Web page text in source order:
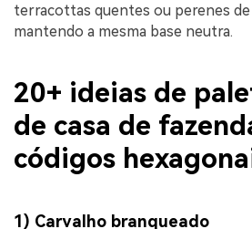
terracottas quentes ou perenes
mantendo a mesma base neutra.
20+ ideias de
de casa de
códigos
1) Carvalho branqueado